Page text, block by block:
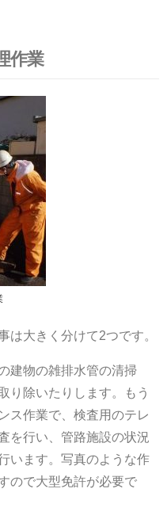
作業
は大きく分けて2つです。
建物の雑排水管の清掃
り除いたりします。もう
ス作業で、検査用のテレ
を行い、管路施設の状況
います。写真のような作
ので大型免許が必要で